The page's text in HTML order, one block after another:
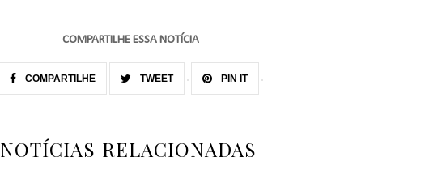
COMPARTILHE ESSA NOTÍCIA
COMPARTILHE TWEET PIN IT
NOTÍCIAS RELACIONADAS